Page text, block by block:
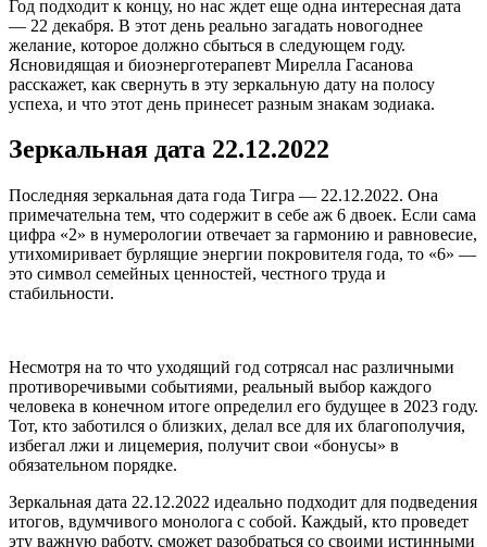
Год подходит к концу, но нас ждет еще одна интересная дата
— 22 декабря. В этот день реально загадать новогоднее
желание, которое должно сбыться в следующем году.
Ясновидящая и биоэнерготерапевт Мирелла Гасанова
расскажет, как свернуть в эту зеркальную дату на полосу
успеха, и что этот день принесет разным знакам зодиака.
Зеркальная дата 22.12.2022
Последняя зеркальная дата года Тигра — 22.12.2022. Она
примечательна тем, что содержит в себе аж 6 двоек. Если сама
цифра «2» в нумерологии отвечает за гармонию и равновесие,
утихомиривает бурлящие энергии покровителя года, то «6» —
это символ семейных ценностей, честного труда и
стабильности.
Несмотря на то что уходящий год сотрясал нас различными
противоречивыми событиями, реальный выбор каждого
человека в конечном итоге определил его будущее в 2023 году.
Тот, кто заботился о близких, делал все для их благополучия,
избегал лжи и лицемерия, получит свои «бонусы» в
обязательном порядке.
Зеркальная дата 22.12.2022 идеально подходит для подведения
итогов, вдумчивого монолога с собой. Каждый, кто проведет
эту важную работу, сможет разобраться со своими истинными